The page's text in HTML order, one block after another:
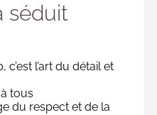
séduit
l’art du détail et
tous
du respect et de la